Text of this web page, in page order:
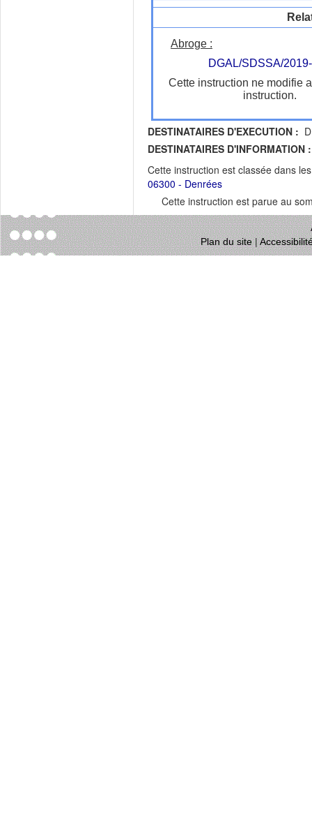
Abroge :
DGAL/SDSSA/
Cette instruction ne modifie
instruction.
DESTINATAIRES D'EXECUTION :
DESTINATAIRES D'INFORMATION :
Cette instruction est classée dans
06300 - Denrées
Cette instruction est parue au
Plan du site|